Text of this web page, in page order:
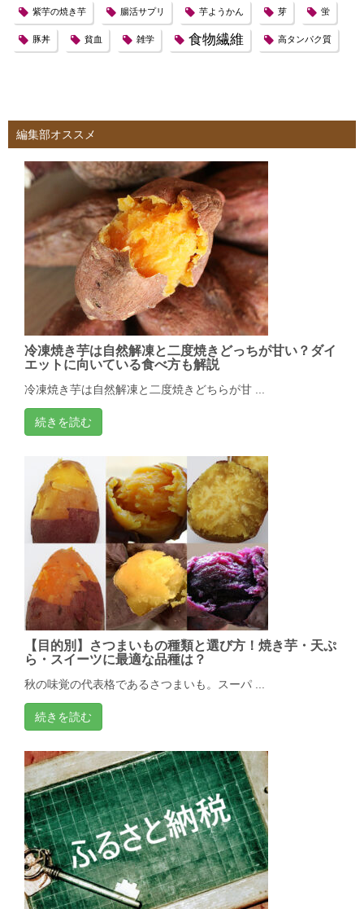
紫芋の焼き芋 腸活サプリ 芋ようかん 芽 蛍
豚丼 貧血 雑学 食物繊維 高タンパク質
編集部オススメ
冷凍焼き芋は自然解凍と二度焼きどっちが甘い？ダイ
エットに向いている食べ方も解説
冷凍焼き芋は自然解凍と二度焼きどちらが甘 ...
続きを読む
【目的別】さつまいもの種類と選び方！焼き芋・天ぷ
ら・スイーツに最適な品種は？
秋の味覚の代表格であるさつまいも。スーパ ...
続きを読む